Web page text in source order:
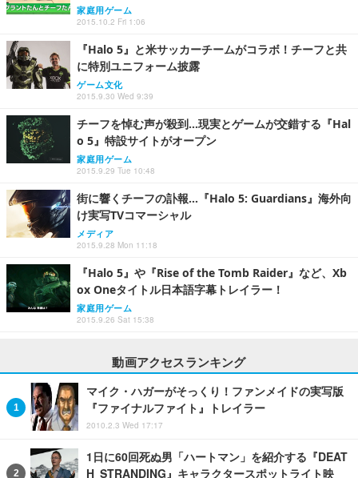
家庭用ゲーム
2015.10.2 Fri 1:06
『Halo 5』と米サッカーチームがコラボ！チーフと共
に特別ユニフォーム披露
ゲーム文化
2015.9.30 Wed 9:39
チーフを悼む声が殺到…現実とゲームが交錯する『Hal
o 5』特設サイトがオープン
家庭用ゲーム
2015.9.29 Tue 10:48
街に響くチーフの訃報…『Halo 5: Guardians』海外向
け実写TVコマーシャル
メディア
2015.9.28 Mon 11:18
『Halo 5』や『Rise of the Tomb Raider』など、Xb
ox Oneタイトル日本語字幕トレイラー！
家庭用ゲーム
2015.9.26 Sat 15:38
動画アクセスランキング
マイク・ハガーがそっくり！ファンメイドの実写版
『ファイナルファイト』トレイラー
2010.2.3 Wed 17:17
1日に60回死ぬ男「ハートマン」を紹介する『DEAT
H STRANDING』キャラクタースポットライト映